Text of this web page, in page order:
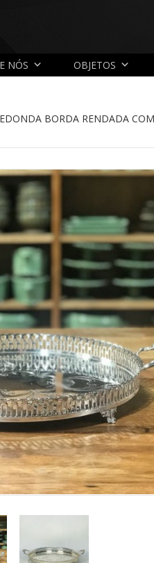
NÓS OBJETOS
BORDA RENDADA